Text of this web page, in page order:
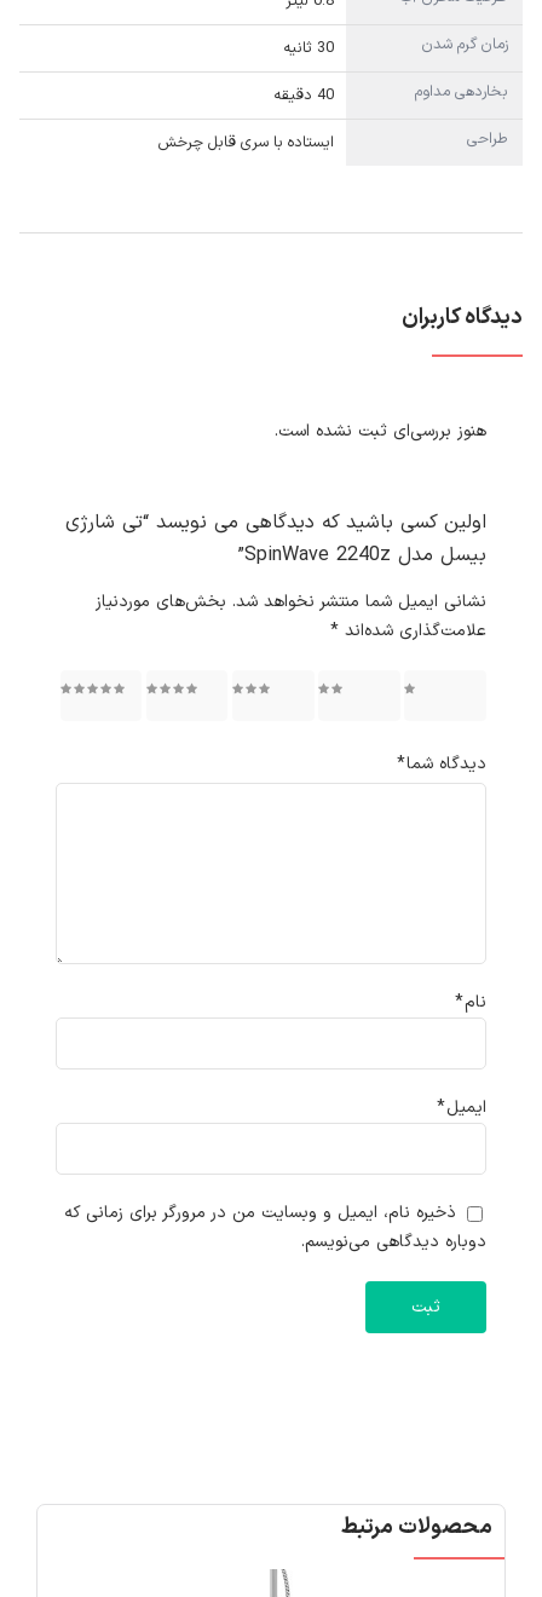
زمان گرم شدن
30 ثانیه
بخاردهی مداوم
40 دقیقه
طراحی
ایستاده با سری قابل چرخش
دیدگاه کاربران
هنوز بررسی‌ای ثبت نشده است.
اولین کسی باشید که دیدگاهی می نویسد “تی شارژی
بیسل مدل SpinWave 2240z”
نشانی ایمیل شما منتشر نخواهد شد. بخش‌های موردنیاز
علامت‌گذاری شده‌اند *
۳ از ۵ ۴ از ۵ ۵ از ۵
دیدگاه شما*
نام*
ایمیل*
ذخیره نام، ایمیل و وبسایت من در مرورگر برای زمانی که
دوباره دیدگاهی می‌نویسم.
محصولات مرتبط